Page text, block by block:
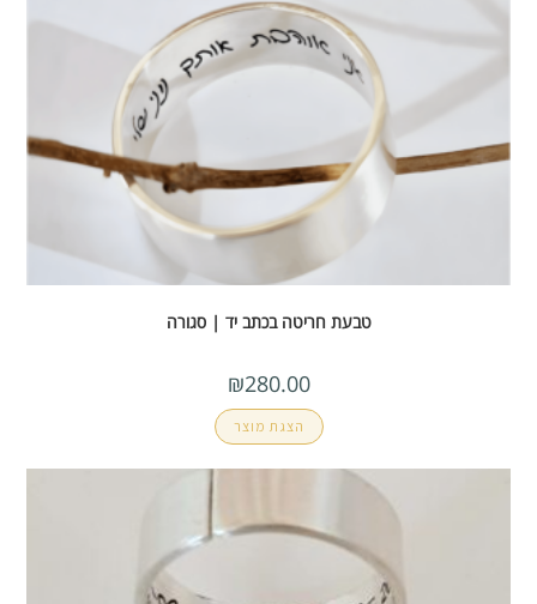
טבעת חריטה בכתב יד | סגורה
₪280.00
הצגת מוצר